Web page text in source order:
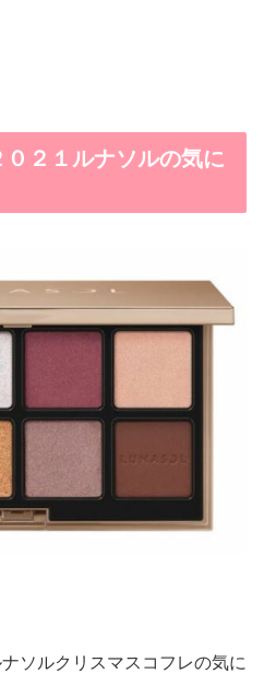
２１ルナソルの気に
ソルクリスマスコフレの気に